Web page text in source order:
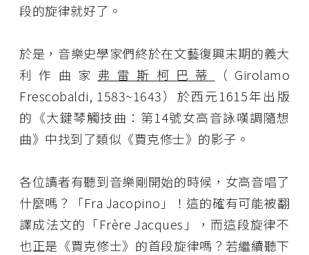
段的旋律就好了。
於是，音樂史學家們終於在文藝復興末期的義大
利作曲家 弗雷斯柯巴蒂
（Girolamo
Frescobaldi, 1583~1643）於西元1615年出版
的《大鍵琴觸技曲：第14號女高音詠嘆調隨想
曲》中找到了類似《賈克修士》的影子。
各位讀者有聽到音樂剛開始的時候，女高音唱了
什麼嗎？「Fra Jacopino」！這的確有可能被翻
譯成法文的「Frère Jacques」，而這段旋律不
也正是《賈克修士》的首段旋律嗎？若繼續聽下